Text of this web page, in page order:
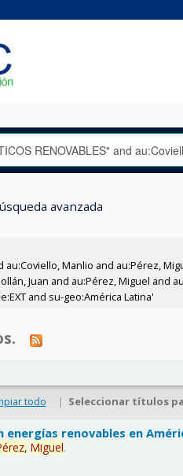
avanzada
au:Coviello, Manlio and au:Pérez,
Juan and au:Pérez, Miguel and
and su-geo:América Latina'
todo | Seleccionar títulos
energías renovables en
Miguel.